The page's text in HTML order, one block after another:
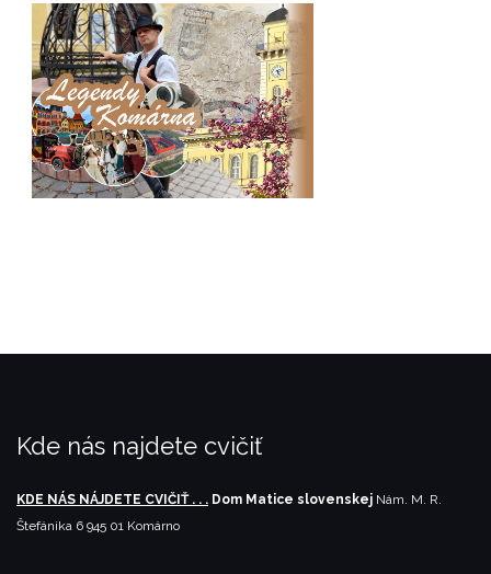
Kde nás najdete cvičiť
KDE NÁS NÁJDETE CVIČIŤ . . . Dom Matice slovenskej Nám. M. R.
Štefánika 6 945 01 Komárno